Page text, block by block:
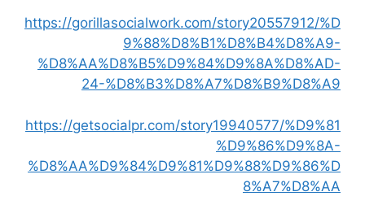
https://gorillasocialwork.com/story20557912/%D
9%88%D8%B1%D8%B4%D8%A9-
%D8%AA%D8%B5%D9%84%D9%8A%D8%AD-
24-%D8%B3%D8%A7%D8%B9%D8%A9
https://getsocialpr.com/story19940577/%D9%81
%D9%86%D9%8A-
%D8%AA%D9%84%D9%81%D9%88%D9%86%D
8%A7%D8%AA